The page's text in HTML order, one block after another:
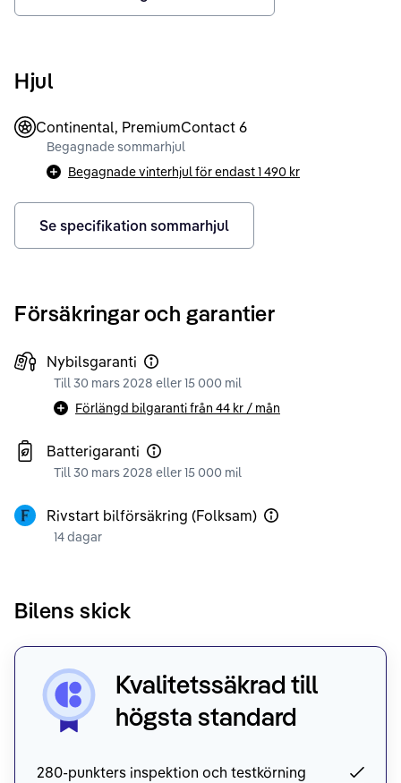
Hjul
Continental, PremiumContact 6
Begagnade sommarhjul
Begagnade vinterhjul för endast1 490 kr
Se specifikation sommarhjul
Försäkringar och garantier
Nybilsgaranti
Till 30 mars 2028 eller 15 000 mil
Förlängd bilgaranti från 44 kr / mån
Batterigaranti
Till 30 mars 2028 eller 15 000 mil
Rivstart bilförsäkring (Folksam)
14 dagar
Bilens skick
Kvalitetssäkrad till
högsta standard
280-punkters inspektion och testkörning